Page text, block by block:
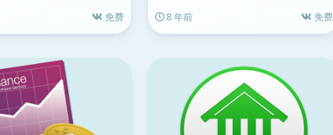
免费
8 年前
免费